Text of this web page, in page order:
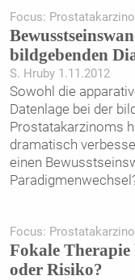
Focus:
bildgebenden
S. Hruby 1.11.2012
Sowohl die
Datenlage bei der
Prostatakarzinoms
dramatisch
einen
Focus:
Fokale
oder Risiko?